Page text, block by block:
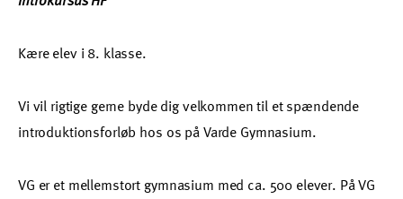
Kære elev i 8. klasse.
Vi vil rigtige gerne byde dig velkommen til et spændende
introduktionsforløb hos os på Varde Gymnasium.
VG er et mellemstort gymnasium med ca. 500 elever. På VG